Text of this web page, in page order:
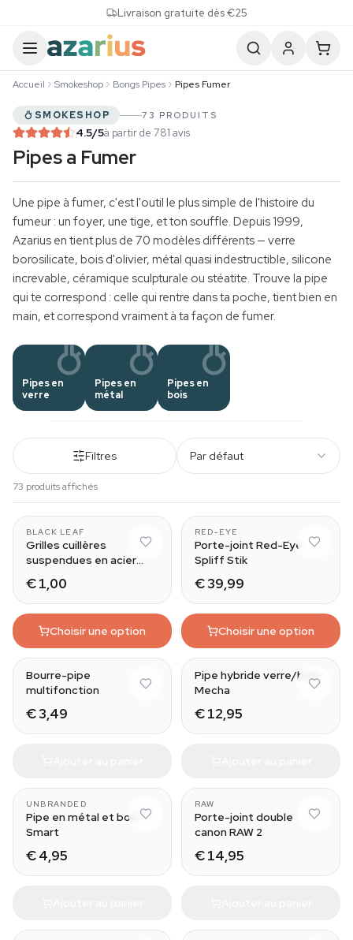
Livraison gratuite dès €25
Accueil Smokeshop Bongs Pipes Pipes Fumer
SMOKESHOP 73 PRODUITS
4.5/5à partir de 781 avis
Pipes a Fumer
Une pipe à fumer, c'est l'outil le plus simple de l'histoire du
fumeur : un foyer, une tige, et ton souffle. Depuis 1999,
Azarius en tient plus de 70 modèles différents — verre
borosilicate, bois d'olivier, métal quasi indestructible, silicone
increvable, céramique sculpturale ou stéatite. Trouve la pipe
qui te correspond : celle qui rentre dans ta poche, tient bien en
main, et correspond vraiment à ta façon de fumer.
Pipes en
verre
Pipes en
métal
Pipes en
bois
Filtres Par défaut
73 produits affichés
BLACK LEAF
Grilles cuillères
suspendues en acier
€ 1,00
Choisir une option
RED-EYE
Porte-joint Red-Eye
Spliff Stik
€ 39,99
Choisir une option
Bourre-pipe
multifonction
€ 3,49
Pipe hybride verre/bois
Mecha
€ 12,95
UNBRANDED
Pipe en métal et bois
Smart
€ 4,95
RAW
Porte-joint double
canon RAW 2
€ 14,95